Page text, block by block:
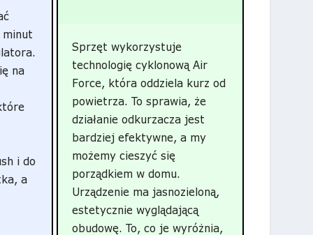
minut
na
i do
a
Sprzęt wykorzystuje
technologię cyklonową Air
Force, która oddziela kurz od
powietrza. To sprawia, że
działanie odkurzacza jest
bardziej efektywne, a my
możemy cieszyć się
porządkiem w domu.
Urządzenie ma jasnozieloną,
estetycznie wyglądającą
obudowę. To, co je wyróżnia,